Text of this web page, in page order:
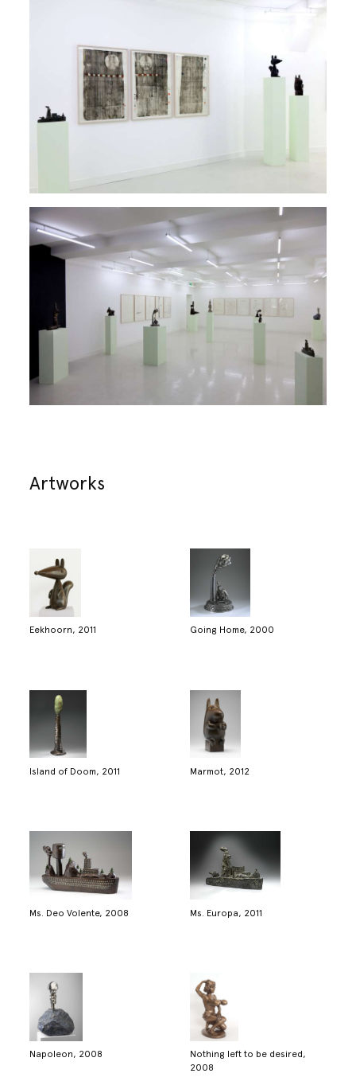
Artworks
Eekhoorn, 2011 Going Home, 2000
Island of Doom, 2011 Marmot, 2012
Ms. Deo Volente, 2008 Ms. Europa, 2011
Napoleon, 2008
Nothing left to be desired,
2008